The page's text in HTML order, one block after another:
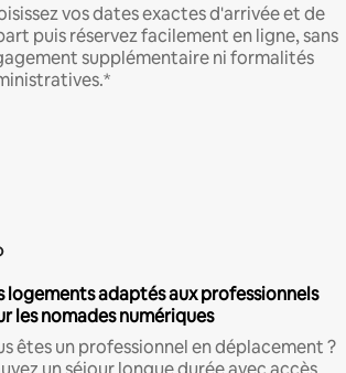
vos dates exactes d'arrivée et de
puis réservez facilement en ligne, sans
supplémentaire ni formalités
logements adaptés aux professionnels
les nomades numériques
êtes un professionnel en déplacement ?